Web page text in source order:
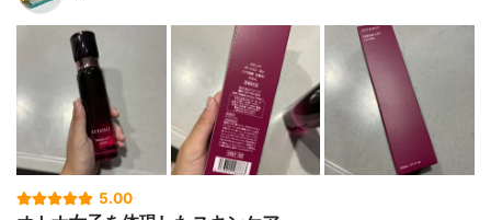
5.00